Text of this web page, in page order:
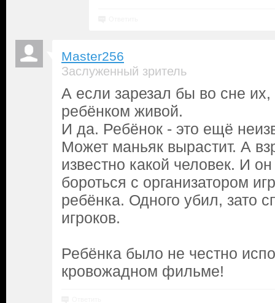
Master256
Заслуженный зритель
А если зарезал бы во сне
ребёнком живой.
И да. Ребёнок - это ещё
Может маньяк вырастит. А
известно какой человек. И
бороться с организатором
ребёнка. Одного убил, зато
игроков.
Ребёнка было не честно
кровожадном фильме!